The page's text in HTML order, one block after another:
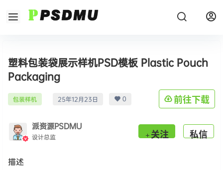
塑料包装袋展示样机PSD模板 Plastic Pouch
Packaging
包装样机 25年12月23日 0 前往下载
派资源PSDMU
设计总监 关注 私信
描述